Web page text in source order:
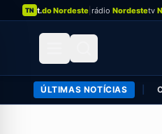
TN t.do Nordeste rádio Nordestetv
ÚLTIMAS NOTÍCIAS